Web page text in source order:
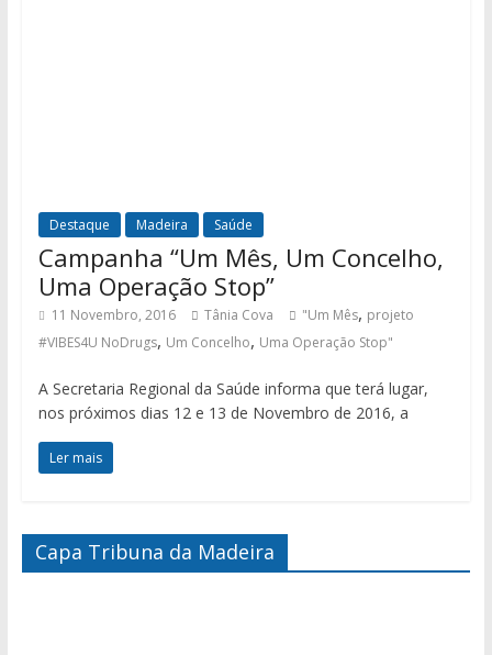
Destaque Madeira Saúde
Campanha “Um Mês, Um Concelho,
Uma Operação Stop”
11 Novembro, 2016 Tânia Cova "Um Mês, projeto
#VIBES4U NoDrugs, Um Concelho, Uma Operação Stop"
A Secretaria Regional da Saúde informa que terá lugar,
nos próximos dias 12 e 13 de Novembro de 2016, a
Ler mais
Capa Tribuna da Madeira